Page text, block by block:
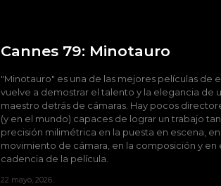
Cannes 79: Minotauro
"Minotauro" es una de las mejores películas de
vuelve a demostrar el talento y la elegancia de
maestro detrás de cámaras. Hay pocos
(y en el mundo) capaces de lograr un trabajo
precisión milimétrica en la puesta en escena,
movimiento de cámara, en la composición y en
cadencia de la película.
22 mayo, 2026